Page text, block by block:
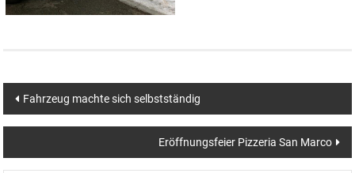
Beitragsnavigation
Fahrzeug machte sich selbstständig
Eröffnungsfeier Pizzeria San Marco